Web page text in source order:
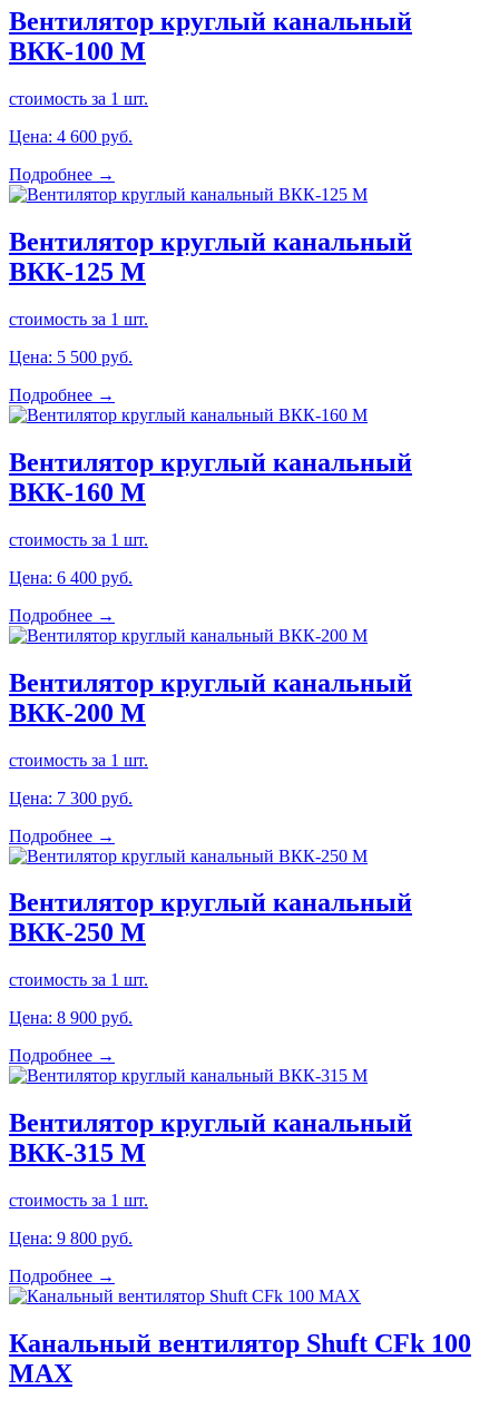
Вентилятор круглый канальный
ВКК-100 М
стоимость за 1 шт.
Цена: 4 600 руб.
Подробнее →
Вентилятор круглый канальный
ВКК-125 М
стоимость за 1 шт.
Цена: 5 500 руб.
Подробнее →
Вентилятор круглый канальный
ВКК-160 М
стоимость за 1 шт.
Цена: 6 400 руб.
Подробнее →
Вентилятор круглый канальный
ВКК-200 М
стоимость за 1 шт.
Цена: 7 300 руб.
Подробнее →
Вентилятор круглый канальный
ВКК-250 М
стоимость за 1 шт.
Цена: 8 900 руб.
Подробнее →
Вентилятор круглый канальный
ВКК-315 М
стоимость за 1 шт.
Цена: 9 800 руб.
Подробнее →
Канальный вентилятор Shuft CFk 100
MAX